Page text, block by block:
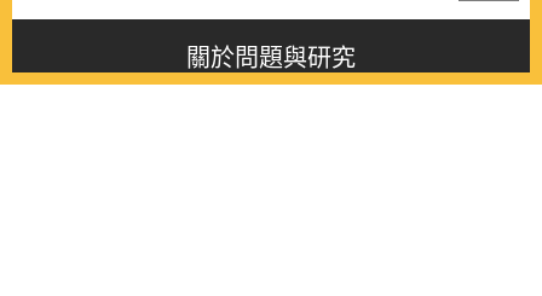
關於問題與研究
About this journal